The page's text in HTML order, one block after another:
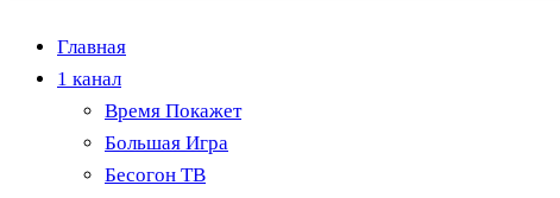
Главная
1 канал
Время Покажет
Большая Игра
Бесогон ТВ